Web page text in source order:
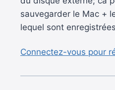
sauvegarder le Mac +
lequel sont
Connectez-vous pour